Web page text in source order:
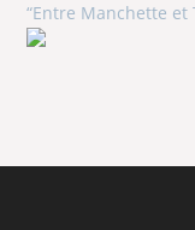
“Entre Manchette et